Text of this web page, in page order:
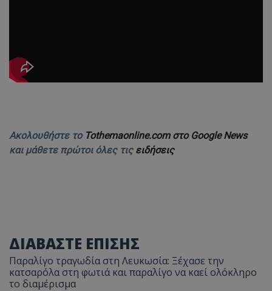
Ακολουθήστε το Tothemaonline.com στο Google News
και μάθετε πρώτοι όλες τις ειδήσεις
ΔΙΑΒΑΣΤΕ ΕΠΙΣΗΣ
Παραλίγο τραγωδία στη Λευκωσία: Ξέχασε την
κατσαρόλα στη φωτιά και παραλίγο να καεί ολόκληρο
το διαμέρισμα